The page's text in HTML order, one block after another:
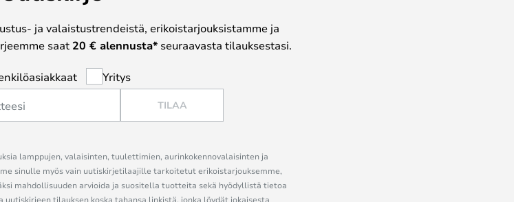
ja valaistustrendeistä, erikoistarjouksistamme ja
saat 20 € alennusta* seuraavasta tilauksestasi.
Yritys
TILAA
lamppujen, valaisinten, tuulettimien, aurinkokennovalaisinten ja
sinulle myös vain uutiskirjetilaajille tarkoitetut erikoistarjouksemme,
mahdollisuuden arvioida ja suositella tuotteita sekä hyödyllistä tietoa
tilauksen koska tahansa linkistä, jonka löydät jokaisesta